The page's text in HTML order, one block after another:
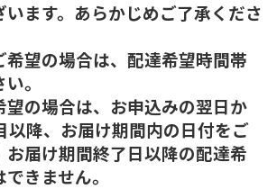
ます。あらかじめご了承くださ
望の場合は、配達希望時間帯
。
の場合は、お申込みの翌日か
以降、お届け期間内の日付をご
届け期間終了日以降の配達希
きません。